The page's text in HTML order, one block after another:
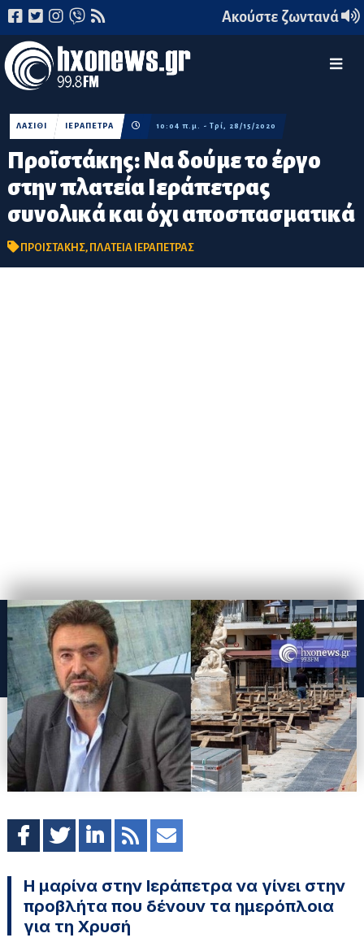
Ακούστε ζωντανά
Προϊστάκης: Να δούμε το έργο
στην πλατεία Ιεράπετρας
συνολικά και όχι αποσπασματικά
ΛΑΣΙΘΙ ΙΕΡΑΠΕΤΡΑ 10:04 π.μ. - Τρί, 28/15/2020
ΠΡΟΙΣΤΑΚΗΣ, ΠΛΑΤΕΙΑ ΙΕΡΑΠΕΤΡΑΣ
Η μαρίνα στην Ιεράπετρα να γίνει στην
προβλήτα που δένουν τα ημερόπλοια
για τη Χρυσή